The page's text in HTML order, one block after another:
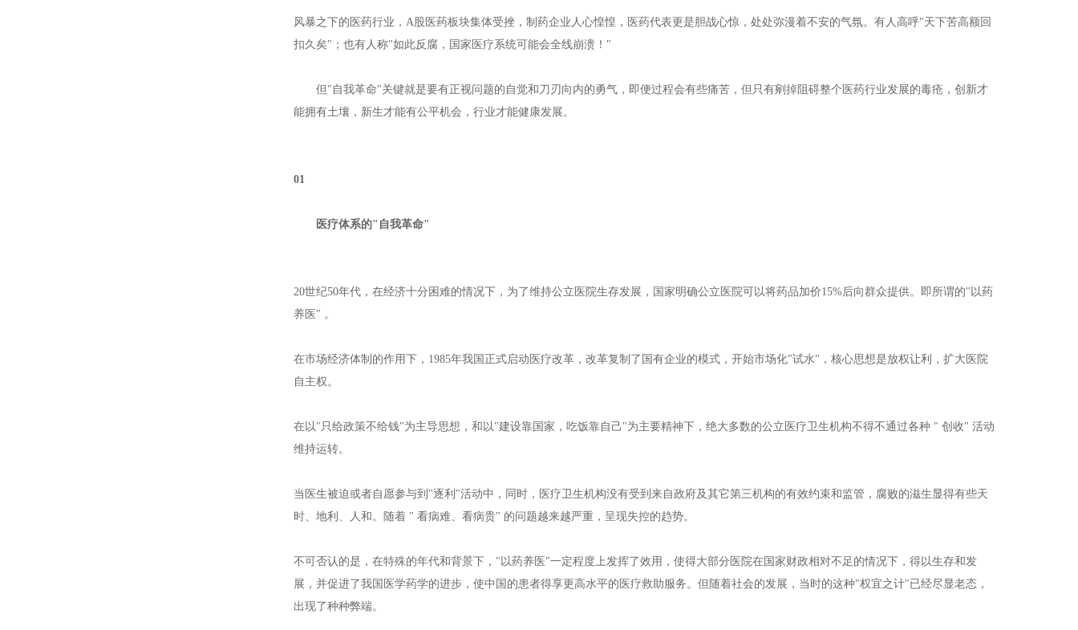
风暴之下的医药行业，A股医药板块集体受挫，制药企业人心惶惶，医药代表更是胆战心惊，处处弥漫着不安的气氛。有人高呼"天下苦高额回
扣久矣"；也有人称"如此反腐，国家医疗系统可能会全线崩溃！"
但"自我革命"关键就是要有正视问题的自觉和刀刃向内的勇气，即便过程会有些痛苦，但只有剜掉阻碍整个医药行业发展的毒疮，创新才
能拥有土壤，新生才能有公平机会，行业才能健康发展。
01
医疗体系的"自我革命"
20世纪50年代，在经济十分困难的情况下，为了维持公立医院生存发展，国家明确公立医院可以将药品加价15%后向群众提供。即所谓的"以药
养医" 。
在市场经济体制的作用下，1985年我国正式启动医疗改革，改革复制了国有企业的模式，开始市场化"试水"，核心思想是放权让利，扩大医院
自主权。
在以"只给政策不给钱"为主导思想，和以"建设靠国家，吃饭靠自己"为主要精神下，绝大多数的公立医疗卫生机构不得不通过各种 " 创收" 活动
维持运转。
当医生被迫或者自愿参与到"逐利"活动中，同时，医疗卫生机构没有受到来自政府及其它第三机构的有效约束和监管，腐败的滋生显得有些天
时、地利、人和。随着 " 看病难、看病贵" 的问题越来越严重，呈现失控的趋势。
不可否认的是，在特殊的年代和背景下，"以药养医"一定程度上发挥了效用，使得大部分医院在国家财政相对不足的情况下，得以生存和发
展，并促进了我国医学药学的进步，使中国的患者得享更高水平的医疗救助服务。但随着社会的发展，当时的这种"权宜之计"已经尽显老态，
出现了种种弊端。